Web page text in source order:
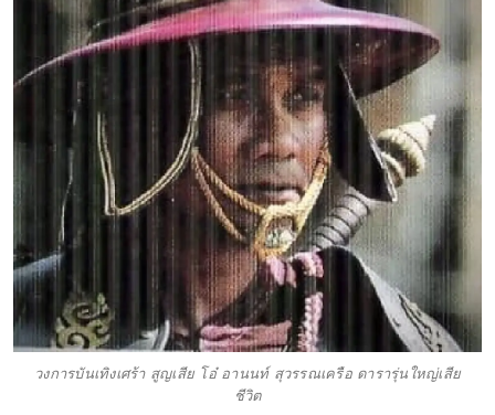
วงการบันเทิงเศร้า สูญเสีย โอ๋ อานนท์ สุวรรณเครือ ดารารุ่นใหญ่เสีย
ชีวิต